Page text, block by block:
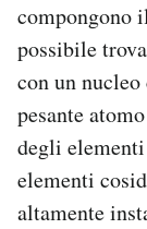
compongono
possibile
con un
pesante
degli
elementi
altamente